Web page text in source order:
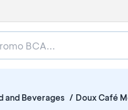
and Beverages Doux Café